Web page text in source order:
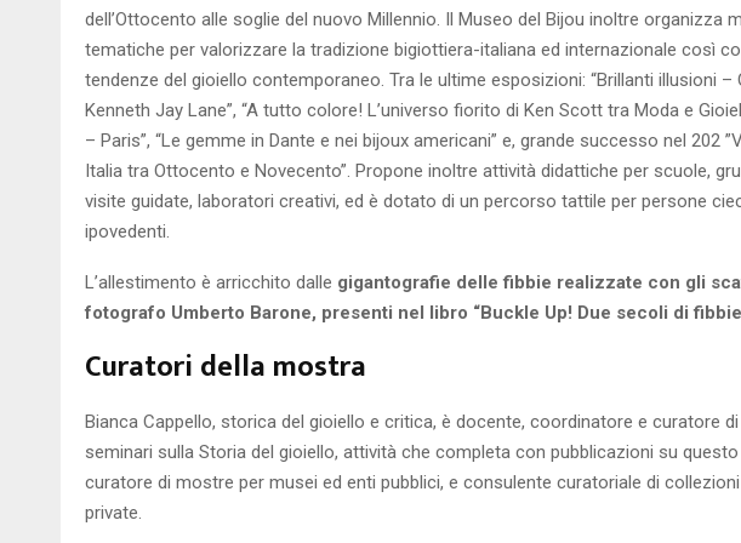
dell’Ottocento alle soglie del nuovo Millennio. Il Museo del Bijou inoltre organizza
tematiche per valorizzare la tradizione bigiottiera-italiana ed internazionale così
tendenze del gioiello contemporaneo. Tra le ultime esposizioni: “Brillanti illusioni –
Kenneth Jay Lane”, “A tutto colore! L’universo fiorito di Ken Scott tra Moda e
– Paris”, “Le gemme in Dante e nei bijoux americani” e, grande successo nel 202
Italia tra Ottocento e Novecento”. Propone inoltre attività didattiche per scuole,
visite guidate, laboratori creativi, ed è dotato di un percorso tattile per persone
ipovedenti.
L’allestimento è arricchito dalle gigantografie delle fibbie realizzate con gli
fotografo Umberto Barone, presenti nel libro “Buckle Up! Due secoli di
Curatori della mostra
Bianca Cappello, storica del gioiello e critica, è docente, coordinatore e curatore
seminari sulla Storia del gioiello, attività che completa con pubblicazioni su
curatore di mostre per musei ed enti pubblici, e consulente curatoriale di
private.